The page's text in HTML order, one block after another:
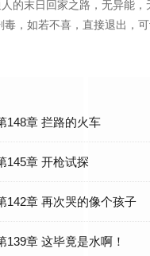
的末日回家之路，无异能
，如若不喜，直接退出，
148章 拦路的火车
145章 开枪试探
142章 再次哭的像个孩子
139章 这毕竟是水啊！